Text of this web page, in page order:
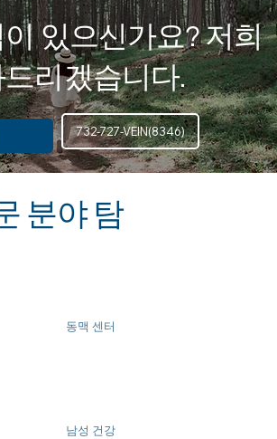
있으신가요? 저희
리겠습니다.
732-727-VEIN(8346)
분야 탐
동맥 센터
남성 건강